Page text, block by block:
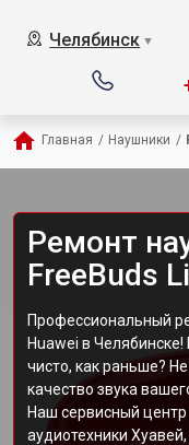
Челябинск ▼
Главная / Наушники /
Ремонт
FreeBuds
Профессиональный
Huawei в
чисто, как раньше?
качество звука
Наш сервисный
аудиотехники